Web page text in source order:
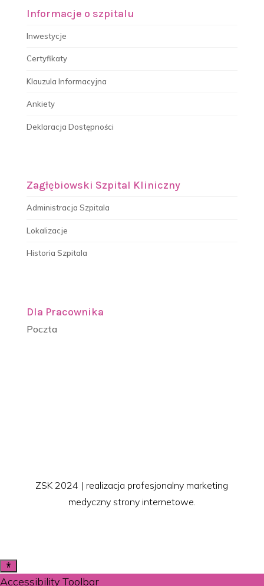
Informacje o szpitalu
Inwestycje
Certyfikaty
Klauzula Informacyjna
Ankiety
Deklaracja Dostępności
Zagłębiowski Szpital Kliniczny
Administracja Szpitala
Lokalizacje
Historia Szpitala
Dla Pracownika
Poczta
ZSK 2024 | realizacja profesjonalny marketing
medyczny strony internetowe.
Accessibility Toolbar